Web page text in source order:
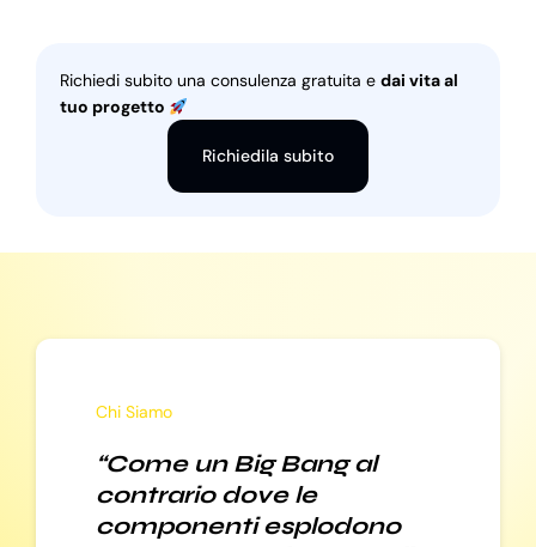
Richiedi subito una consulenza gratuita e dai vita al
tuo progetto
Richiedila subito
Chi Siamo
“Come un Big Bang al
contrario dove le
componenti esplodono